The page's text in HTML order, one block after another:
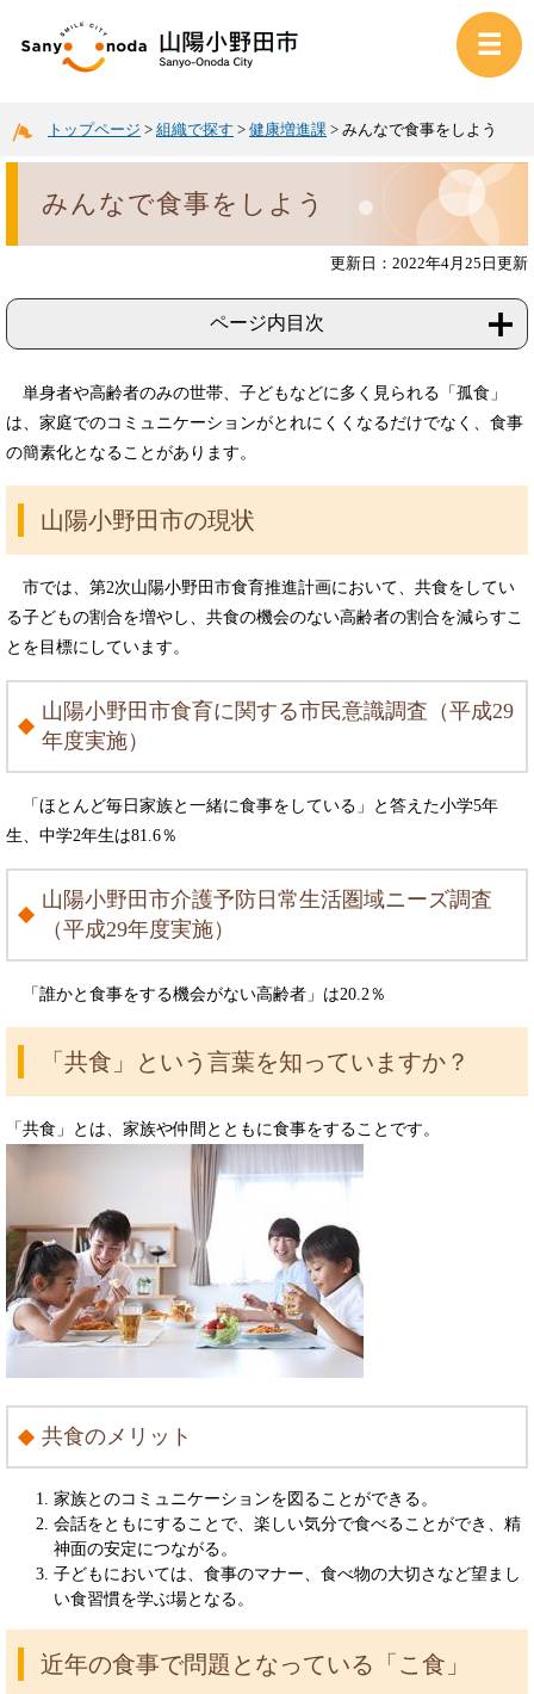
トップページ > 組織で探す > 健康増進課 > みんなで食事をしよう
みんなで食事をしよう
更新日：2022年4月25日更新
ページ内目次
単身者や高齢者のみの世帯、子どもなどに多く見られる「孤食」
は、家庭でのコミュニケーションがとれにくくなるだけでなく、食事
の簡素化となることがあります。
山陽小野田市の現状
市では、第2次山陽小野田市食育推進計画において、共食をしてい
る子どもの割合を増やし、共食の機会のない高齢者の割合を減らすこ
とを目標にしています。
山陽小野田市食育に関する市民意識調査（平成29
年度実施）
「ほとんど毎日家族と一緒に食事をしている」と答えた小学5年
生、中学2年生は81.6％
山陽小野田市介護予防日常生活圏域ニーズ調査
（平成29年度実施）
「誰かと食事をする機会がない高齢者」は20.2％
「共食」という言葉を知っていますか？
「共食」とは、家族や仲間とともに食事をすることです。
共食のメリット
家族とのコミュニケーションを図ることができる。
会話をともにすることで、楽しい気分で食べることができ、精
神面の安定につながる。
子どもにおいては、食事のマナー、食べ物の大切さなど望まし
い食習慣を学ぶ場となる。
近年の食事で問題となっている「こ食」